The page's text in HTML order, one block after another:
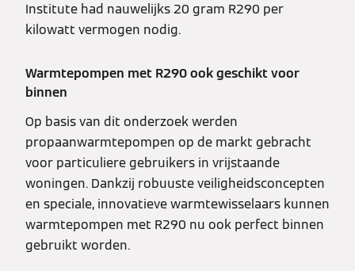
Institute had nauwelijks 20 gram R290 per
kilowatt vermogen nodig.
Warmtepompen met R290 ook geschikt voor
binnen
Op basis van dit onderzoek werden
propaanwarmtepompen op de markt gebracht
voor particuliere gebruikers in vrijstaande
woningen. Dankzij robuuste veiligheidsconcepten
en speciale, innovatieve warmtewisselaars kunnen
warmtepompen met R290 nu ook perfect binnen
gebruikt worden.